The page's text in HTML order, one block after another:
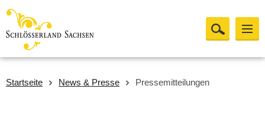
Startseite News & Presse Pressemitteilungen